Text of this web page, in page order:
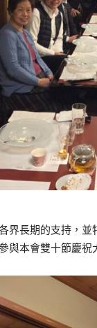
界長期的支持，
與本會雙十節慶祝